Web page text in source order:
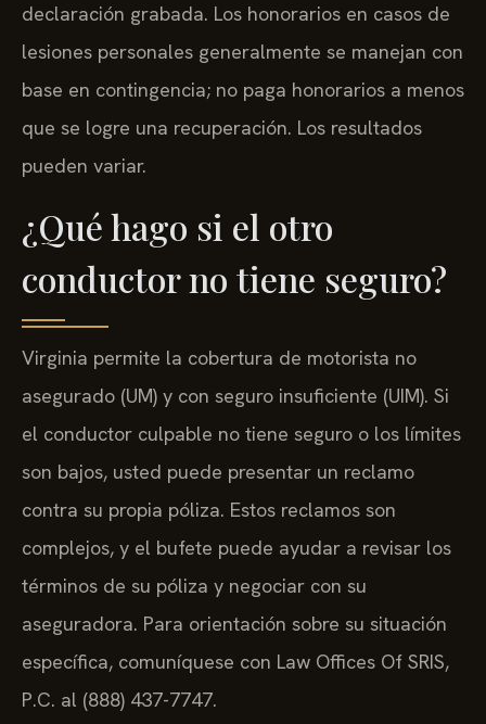
declaración grabada. Los honorarios en casos de
lesiones personales generalmente se manejan con
base en contingencia; no paga honorarios a menos
que se logre una recuperación. Los resultados
pueden variar.
¿Qué hago si el otro
conductor no tiene seguro?
Virginia permite la cobertura de motorista no
asegurado (UM) y con seguro insuficiente (UIM). Si
el conductor culpable no tiene seguro o los límites
son bajos, usted puede presentar un reclamo
contra su propia póliza. Estos reclamos son
complejos, y el bufete puede ayudar a revisar los
términos de su póliza y negociar con su
aseguradora. Para orientación sobre su situación
específica, comuníquese con Law Offices Of SRIS,
P.C. al (888) 437-7747.